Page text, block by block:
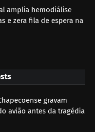
amplia hemodiálise
e zera fila de espera na
gravam
avião antes da tragédia